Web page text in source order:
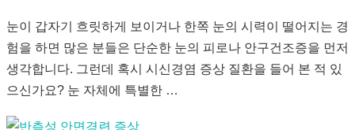
눈이 갑자기 흐릿하게 보이거나 한쪽 눈의 시력이 떨어지는 경
험을 하면 많은 분들은 단순한 눈의 피로나 안구건조증을 먼저
생각합니다. 그런데 혹시 시신경염 증상 질환을 들어 본 적 있
으신가요? 눈 자체에 특별한 …